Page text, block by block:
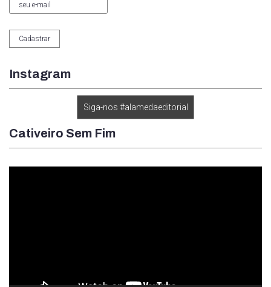
Instagram
Siga-nos #alamedaeditorial
Cativeiro Sem Fim